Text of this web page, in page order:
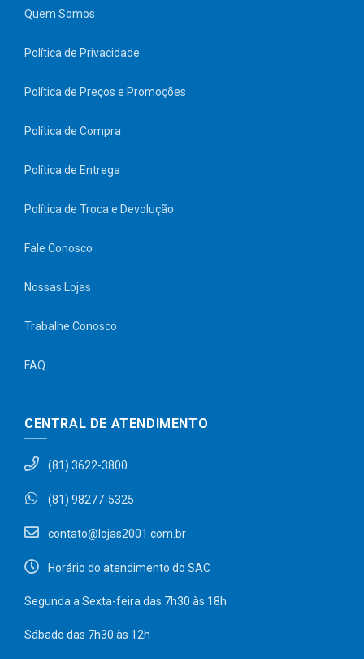
Quem Somos
Política de Privacidade
Política de Preços e Promoções
Política de Compra
Política de Entrega
Política de Troca e Devolução
Fale Conosco
Nossas Lojas
Trabalhe Conosco
FAQ
CENTRAL DE ATENDIMENTO
(81) 3622-3800
(81) 98277-5325
contato@lojas2001.com.br
Horário do atendimento do SAC
Segunda a Sexta-feira das 7h30 às 18h
Sábado das 7h30 às 12h